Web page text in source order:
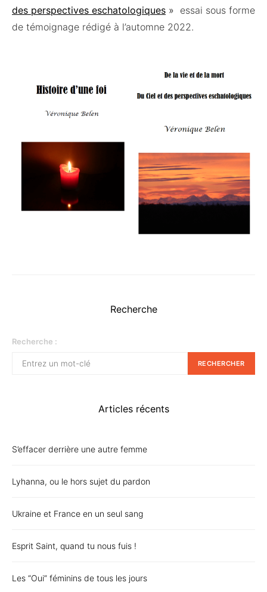
des perspectives eschatologiques » essai sous forme
de témoignage rédigé à l’automne 2022.
Recherche
Recherche :
RECHERCHER
Articles récents
S’effacer derrière une autre femme
Lyhanna, ou le hors sujet du pardon
Ukraine et France en un seul sang
Esprit Saint, quand tu nous fuis !
Les “Oui” féminins de tous les jours